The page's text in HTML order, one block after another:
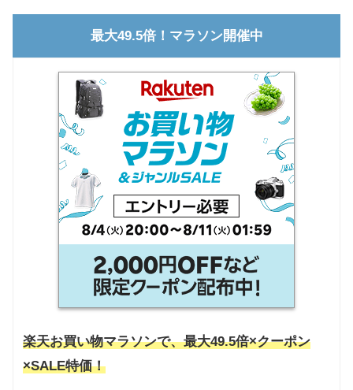
最大49.5倍！マラソン開催中
楽天お買い物マラソンで、最大49.5倍×クーポン
×SALE特価！